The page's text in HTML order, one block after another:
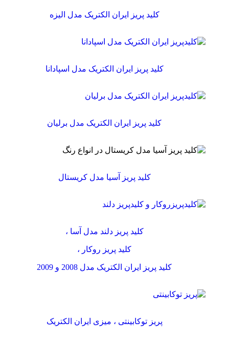
کلید پریز ایران الکتریک مدل الیزه
کلید پریز ایران الکتریک مدل اسپادانا
کلید پریز ایران الکتریک مدل برلیان
کلید پریز آسیا مدل کریستال
کلید پریز دلند مدل آسا ،
کلید پریز روکار ،
کلید پریز ایران الکتریک مدل 2008 و 2009
پریز توکابینتی ، میزی ایران الکتریک